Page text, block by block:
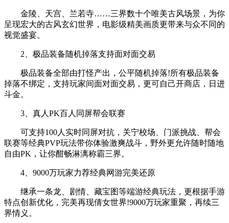
金陵、天宫、兰若寺……三界数十个唯美古风场景，为你
呈现宏大的古风玄幻世界，电影级精美画质更带来与众不同的
视觉盛宴。
2、极品装备随机掉落支持面对面交易
极品装备全部由打怪产出，公平随机掉落!所有极品装备
掉落不绑定，支持玩家间面对面交易，更可自己开商店，日进
斗金。
3、真人PK百人同屏帮会联赛
可支持100人实时同屏对抗，关宁校场、门派挑战、帮会
联赛等经典PVP玩法带你体验激爽战斗，野外更允许随时随地
自由PK，让你酣畅淋漓称霸三界。
4、9000万玩家力荐经典网游完美还原
继承一条龙、剧情、藏宝图等端游经典玩法，更根据手游
特点创新优化，完美再现倩女世界!9000万玩家重聚，再续三
界情义。